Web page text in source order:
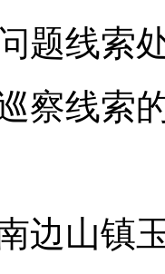
题线索
察线索
山镇玉